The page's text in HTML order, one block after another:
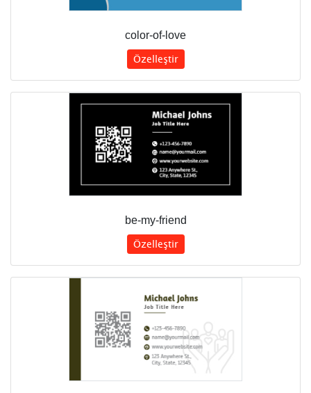
color-of-love
Özelleştir
be-my-friend
Özelleştir